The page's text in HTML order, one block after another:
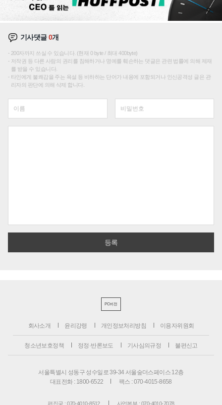
기사댓글0개
200자까지 쓰실 수 있습니다. (현재 0 byte / 최대 400byte)
저작권 등 다른 사람의 권리를 침해하거나 명예를 훼손하는 댓글은 관련 법률에 의해 제재
를 받을 수 있습니다.
타인에게 불쾌감을 주는 욕설 등 비하하는 단어가 내용에 포함되거나 인신공격성 글은 관
리자의 판단에 의해 삭제 합니다.
PC버전
회사소개 윤리강령 개인정보처리방침 이용자위원회
청소년보호정책 정정·반론보도 기사심의규정 불편신고
서울특별시 성동구 성수일로 39-34 서울숲더스페이스 12층
대표전화 : 1800-6522
팩스 : 070-4015-8658
편집국 : 070-4010-8512 사업본부 : 070-4010-7078